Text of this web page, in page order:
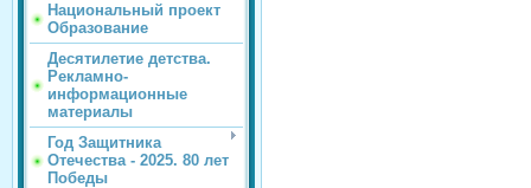
Национальный проект
Образование
Десятилетие детства.
Рекламно-
информационные
материалы
Год Защитника
Отечества - 2025. 80 лет
Победы